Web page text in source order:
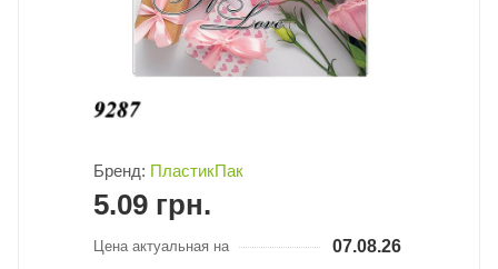
Бренд: ПластикПак
5.09 грн.
Цена актуальная на 07.08.26